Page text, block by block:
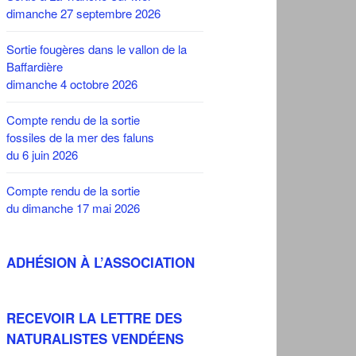
dimanche 27 septembre 2026
Sortie fougères dans le vallon de la
Baffardière
dimanche 4 octobre 2026
Compte rendu de la sortie
fossiles de la mer des faluns
du 6 juin 2026
Compte rendu de la sortie
du dimanche 17 mai 2026
ADHÉSION À L’ASSOCIATION
RECEVOIR LA LETTRE DES
NATURALISTES VENDÉENS